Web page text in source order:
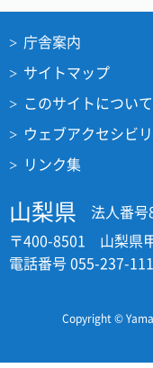
庁舎案内
サイトマップ
このサイトについて
ウェブアクセシビ
リンク集
山梨県
法人番
〒400-8501 山梨県
電話番号 055-237-
Copyright ©